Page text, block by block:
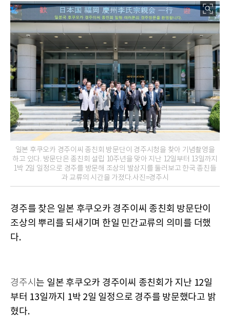
일본 후쿠오카 경주이씨 종친회 방문단이 경주시청을 찾아 기념촬영을
하고 있다. 방문단은 종친회 설립 10주년을 맞아 지난 12일부터 13일까지
1박 2일 일정으로 경주를 방문해 조상의 발상지를 둘러보고 한국 종친들
과 교류의 시간을 가졌다.사진=경주시
경주를 찾은 일본 후쿠오카 경주이씨 종친회 방문단이
조상의 뿌리를 되새기며 한일 민간교류의 의미를 더했
다.
경주시 는 일본 후쿠오카 경주이씨 종친회가 지난 12일
부터 13일까지 1박 2일 일정으로 경주를 방문했다고 밝
혔다.